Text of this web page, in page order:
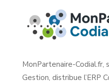
MonPartenaire-Codial.fr,
Gestion, distribue l’ERP